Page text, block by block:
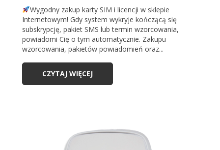
Wygodny zakup karty SIM i licencji w sklepie
Internetowym! Gdy system wykryje kończącą się
subskrypcję, pakiet SMS lub termin wzorcowania,
powiadomi Cię o tym automatycznie. Zakupu
wzorcowania, pakietów powiadomień oraz...
CZYTAJ WIĘCEJ